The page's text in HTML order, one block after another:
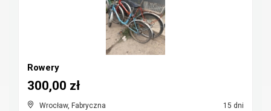
Rowery
Wrocław, Fabryczna 15 dni
300,00 zł